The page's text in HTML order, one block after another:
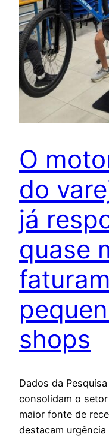
O
do
já
quase
shops
Dados da
consolidam o
maior fonte de
destacam